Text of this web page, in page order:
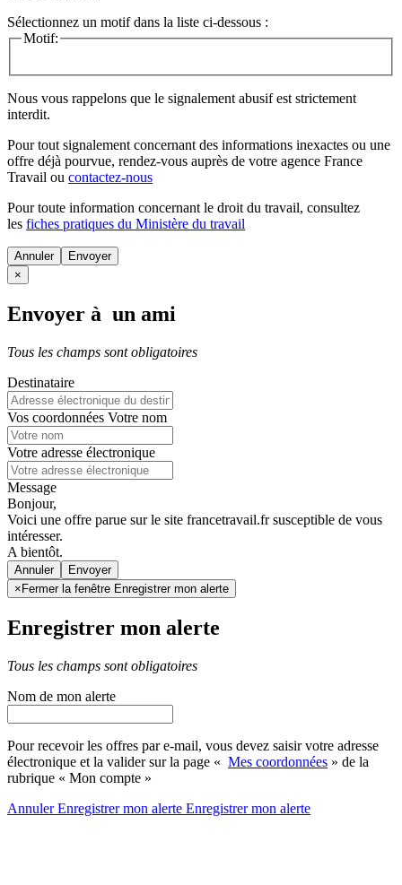
Sélectionnez un motif dans la liste ci-dessous :
Motif:
Nous vous rappelons que le signalement abusif est strictement
interdit.
Pour tout signalement concernant des informations inexactes ou une
offre déjà pourvue, rendez-vous auprès de votre agence France
Travail ou contactez-nous
Pour toute information concernant le droit du travail, consultez
les fiches pratiques du Ministère du travail
Annuler
×
Envoyer à un ami
Tous les champs sont obligatoires
Destinataire
Vos coordonnées Votre nom
Votre adresse électronique
Message
Bonjour,
Voici une offre parue sur le site francetravail.fr susceptible de vous
intéresser.
A bientôt.
Annuler
× Fermer la fenêtre Enregistrer mon alerte
Enregistrer mon alerte
Tous les champs sont obligatoires
Nom de mon alerte
Pour recevoir les offres par e-mail, vous devez saisir votre adresse
électronique et la valider sur la page « Mes coordonnées » de la
rubrique « Mon compte »
AnnulerEnregistrer mon alerte Enregistrermon alerte